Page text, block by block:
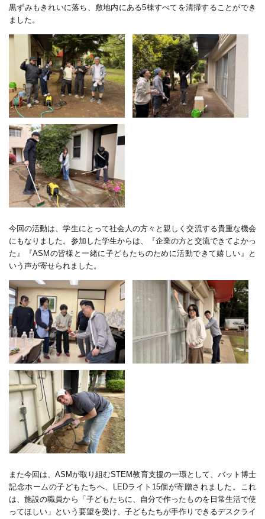
黒ずみもきれいに落ち、敷地内にある5棟すべてを清掃することができ
ました。
今回の活動は、学生にとって社会人の方々と親しく交流する貴重な機会
にもなりました。参加した学生からは、『企業の方と交流できてよかっ
た』『ASM の皆様と一緒に子どもたちのために活動できて嬉しい』と
いう声が寄せられました。
また今回は、ASMが取り組むSTEM教育支援の一環として、バット博士
記念ホームの子どもたちへ、
LEDライト 15個が寄贈されました。これ
は、施設の職員から「子どもたちに、自分で作ったものを日常生活で使
ってほしい」という要望を受け、子どもたちが手作りできるデスクライ